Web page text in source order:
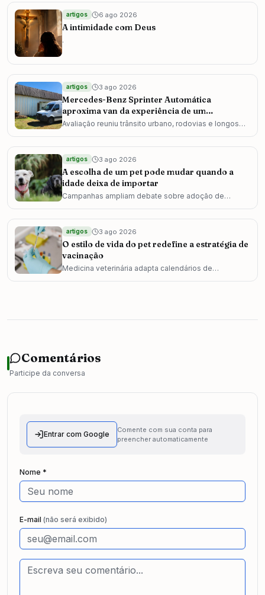
artigos 6 ago 2026
A intimidade com Deus
.
artigos 3 ago 2026
Mercedes-Benz Sprinter Automática
aproxima van da experiência de um
automóvel
Avaliação reuniu trânsito urbano, rodovias e longos
artigos 3 ago 2026
A escolha de um pet pode mudar quando a
idade deixa de importar
Campanhas ampliam debate sobre adoção de
artigos 3 ago 2026
O estilo de vida do pet redefine a estratégia de
vacinação
Medicina veterinária adapta calendários de
Comentários
Participe da conversa
Entrar com Google
Comente com sua conta para
preencher automaticamente
Nome *
E-mail (não será exibido)